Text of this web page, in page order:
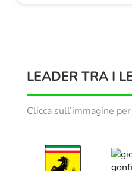
LEADER TRA I
Clicca sull’immagine